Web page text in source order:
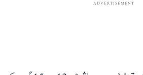
ADVERTISEMENT